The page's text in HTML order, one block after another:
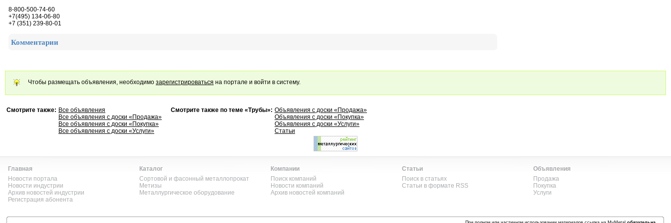
8-800-500-74-60
+7(495) 134-06-80
+7 (351) 239-80-01
Комментарии
Чтобы размещать объявления, необходимо зарегистрироваться на портале и войти в систему.
Смотрите также: Все объявления
Все объявления с доски «Продажа»
Все объявления с доски «Покупка»
Все объявления с доски «Услуги»
Смотрите также по теме «Трубы»: Объявления с доски «Продажа»
Объявления с доски «Покупка»
Объявления с доски «Услуги»
Статьи
Главная
Новости портала
Новости индустрии
Архив новостей индустрии
Регистрация абонента
Каталог
Сортовой и фасонный металлопрокат
Метизы
Металлургическое оборудование
Компании
Поиск компаний
Новости компаний
Архив новостей компаний
Статьи
Поиск в статьях
Статьи в формате RSS
Объявления
Продажа
Покупка
Услуги